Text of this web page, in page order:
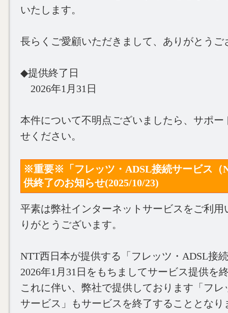
いたします。
長らくご愛顧いただきまして、ありがとうご
◆提供終了日
2026年1月31日
本件について不明点ございましたら、サポー
せください。
※重要※「フレッツ・ADSL接続サービス（
供終了のお知らせ(2025/10/23)
平素は弊社インターネットサービスをご利用
りがとうございます。
NTT西日本が提供する「フレッツ・ADSL接
2026年1月31日をもちましてサービス提供を
これに伴い、弊社で提供しております「フレ
サービス」もサービスを終了することとなり